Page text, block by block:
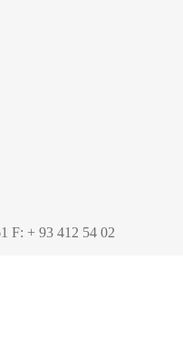
F: + 93 412 54 02